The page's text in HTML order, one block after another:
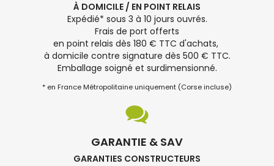
À DOMICILE / EN POINT RELAIS
Expédié* sous 3 à 10 jours ouvrés.
Frais de port offerts
en point relais dès 180 € TTC d'achats,
à domicile contre signature dès 500 € TTC.
Emballage soigné et surdimensionné.
* en France Métropolitaine uniquement (Corse incluse)
GARANTIE & SAV
GARANTIES CONSTRUCTEURS